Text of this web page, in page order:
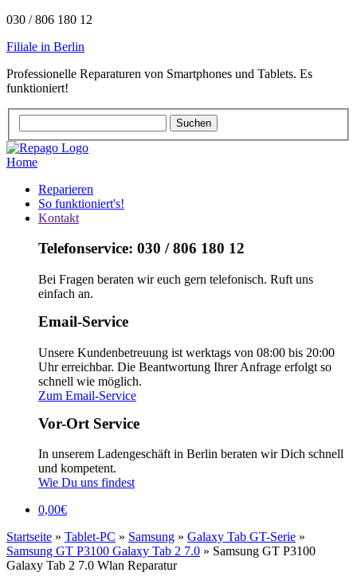
030 / 806 180 12
Filiale in Berlin
Professionelle Reparaturen von Smartphones und Tablets. Es
funktioniert!
Home
Reparieren
So funktioniert's!
Kontakt
Telefonservice: 030 / 806 180 12
Bei Fragen beraten wir euch gern telefonisch. Ruft uns
einfach an.
Email-Service
Unsere Kundenbetreuung ist werktags von 08:00 bis 20:00
Uhr erreichbar. Die Beantwortung Ihrer Anfrage erfolgt so
schnell wie möglich.
Zum Email-Service
Vor-Ort Service
In unserem Ladengeschäft in Berlin beraten wir Dich schnell
und kompetent.
Wie Du uns findest
0,00€
Startseite » Tablet-PC » Samsung » Galaxy Tab GT-Serie »
Samsung GT P3100 Galaxy Tab 2 7.0 » Samsung GT P3100
Galaxy Tab 2 7.0 Wlan Reparatur